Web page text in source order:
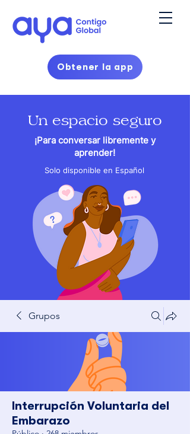
Obtener la app
Un espacio seguro
¡Para conversar libremente y
aprender!
Solo disponible en Español
Grupos
Interrupción Voluntaria del
Embarazo